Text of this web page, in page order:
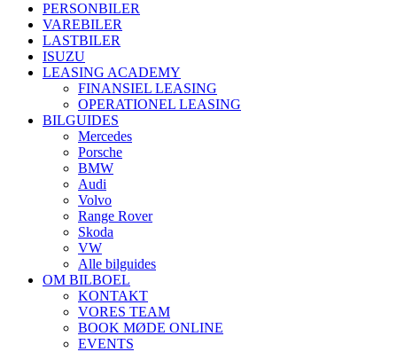
PERSONBILER
VAREBILER
LASTBILER
ISUZU
LEASING ACADEMY
FINANSIEL LEASING
OPERATIONEL LEASING
BILGUIDES
Mercedes
Porsche
BMW
Audi
Volvo
Range Rover
Skoda
VW
Alle bilguides
OM BILBOEL
KONTAKT
VORES TEAM
BOOK MØDE ONLINE
EVENTS